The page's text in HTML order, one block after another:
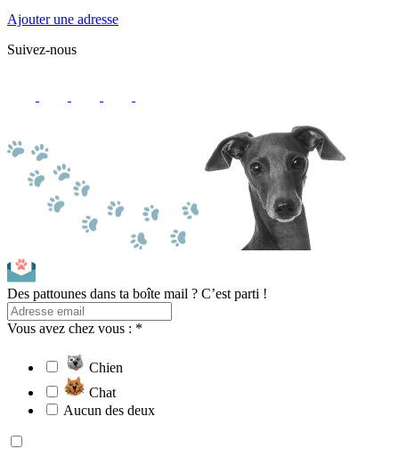
Ajouter une adresse
Suivez-nous
Des pattounes dans ta boîte mail ? C’est parti !
Vous avez chez vous : *
Chien
Chat
Aucun des deux